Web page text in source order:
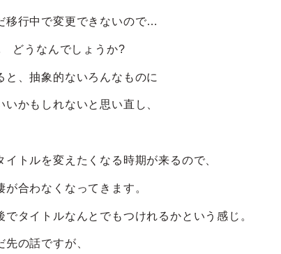
移行中で変更できないので…
どうなんでしょうか?
と、抽象的ないろんなものに
かもしれないと思い直し、
トルを変えたくなる時期が来るので、
合わなくなってきます。
タイトルなんとでもつけれるかという感じ。
の話ですが、